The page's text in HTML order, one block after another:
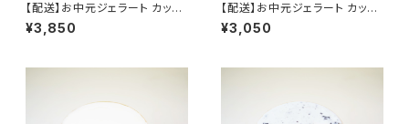
【配送】お中元ジェラート カップ
（100ml） 10個セット
¥3,850
【配送】お中元ジェラート カップ
（100ml） 8個セット
¥3,050